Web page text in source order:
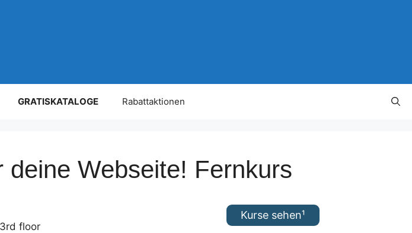
GRATISKATALOGE Rabattaktionen
Webseite! Fernkurs
floor
Kurse sehen¹